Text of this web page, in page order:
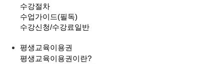
수강절차
수업가이드(필독)
수강신청/수강료일반
평생교육이용권
평생교육이용권이란?